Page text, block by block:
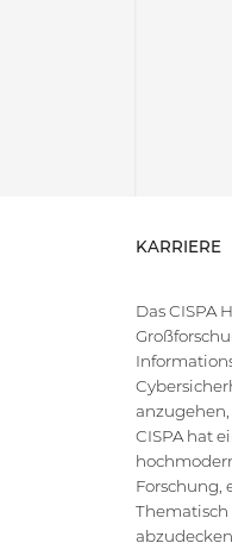
KARRIERE
Das CISPA
CISPA hat
Forschung,
Thematisch